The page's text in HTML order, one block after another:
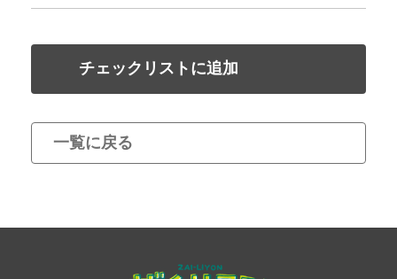
チェックリストに追加
一覧に戻る